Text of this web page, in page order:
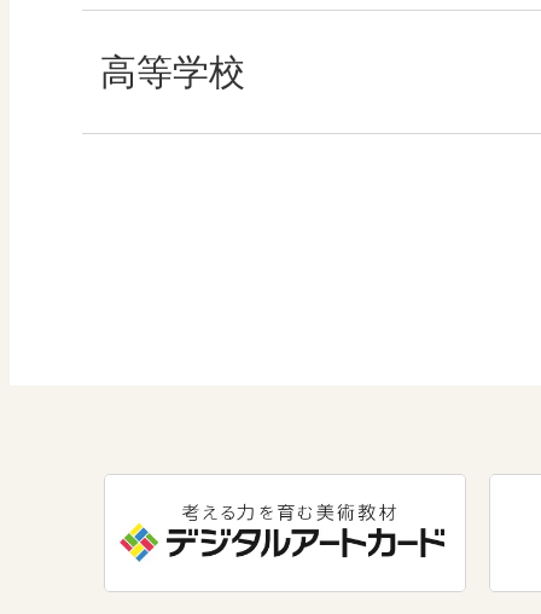
算数
社会 地理
美術
高等学校